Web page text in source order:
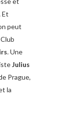
Et
peut
. Une
Julius
Prague,
la